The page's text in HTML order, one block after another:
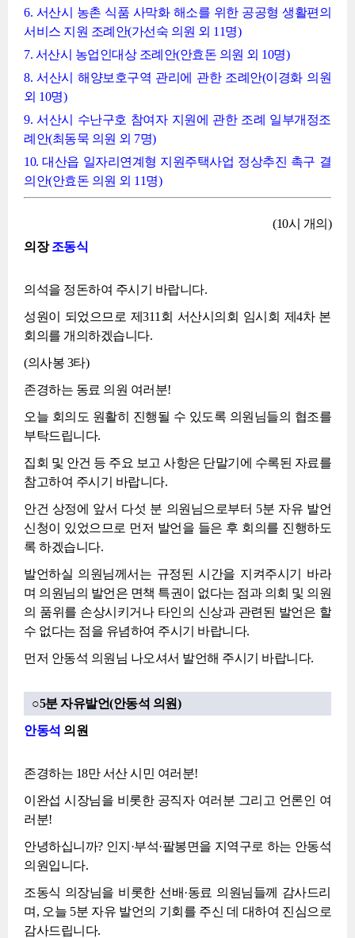
6. 서산시 농촌 식품 사막화 해소를 위한 공공형 생활편의
서비스 지원 조례안(가선숙 의원 외 11명)
7. 서산시 농업인대상 조례안(안효돈 의원 외 10명)
8. 서산시 해양보호구역 관리에 관한 조례안(이경화 의원
외 10명)
9. 서산시 수난구호 참여자 지원에 관한 조례 일부개정조
례안(최동묵 의원 외 7명)
10. 대산읍 일자리연계형 지원주택사업 정상추진 촉구 결
의안(안효돈 의원 외 11명)
(10시 개의)
의장조동식
의석을 정돈하여 주시기 바랍니다.
성원이 되었으므로 제311회 서산시의회 임시회 제4차 본
회의를 개의하겠습니다.
(의사봉 3타)
존경하는 동료 의원 여러분!
오늘 회의도 원활히 진행될 수 있도록 의원님들의 협조를
부탁드립니다.
집회 및 안건 등 주요 보고 사항은 단말기에 수록된 자료를
참고하여 주시기 바랍니다.
안건 상정에 앞서 다섯 분 의원님으로부터 5분 자유 발언
신청이 있었으므로 먼저 발언을 들은 후 회의를 진행하도
록 하겠습니다.
발언하실 의원님께서는 규정된 시간을 지켜주시기 바라
며 의원님의 발언은 면책 특권이 없다는 점과 의회 및 의원
의 품위를 손상시키거나 타인의 신상과 관련된 발언은 할
수 없다는 점을 유념하여 주시기 바랍니다.
먼저 안동석 의원님 나오셔서 발언해 주시기 바랍니다.
○5분 자유발언(안동석 의원)
안동석 의원
존경하는 18만 서산 시민 여러분!
이완섭 시장님을 비롯한 공직자 여러분 그리고 언론인 여
러분!
안녕하십니까? 인지·부석·팔봉면을 지역구로 하는 안동석
의원입니다.
조동식 의장님을 비롯한 선배·동료 의원님들께 감사드리
며, 오늘 5분 자유 발언의 기회를 주신 데 대하여 진심으로
감사드립니다.